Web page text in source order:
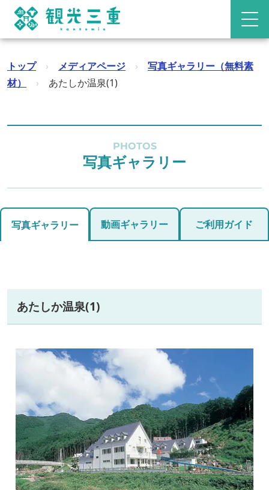
トップ › メディアページ ›
写真ギャラリー（無料素
材）
› あたしか温泉(1)
PHOTOS
写真ギャラリー
写真ギャラリー 動画ギャラリー ご利用ガイド
あたしか温泉(1)